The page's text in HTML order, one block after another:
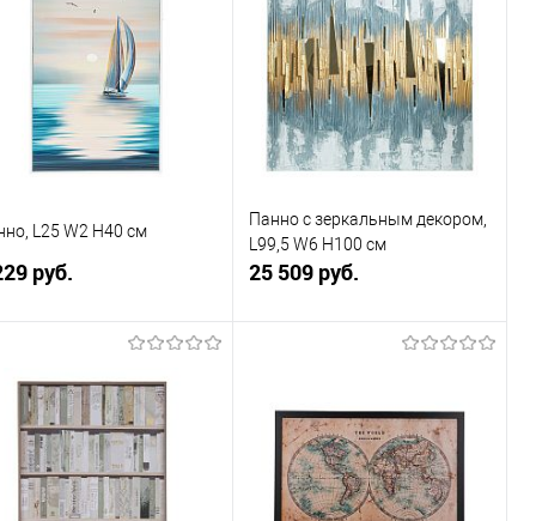
Купить в 1
сравнению
В избранное
В наличии
Купить в 1
клик
К
сравнению
В избранное
В наличии
L25 W2 H40 см
руб.
Купить в 1
К
сравнению
В избранное
В наличии
Панно с зеркальным декором,
L99,5 W6 H100 см
25 509 руб.
Купить в 1
К
сравнению
В избранное
В наличии